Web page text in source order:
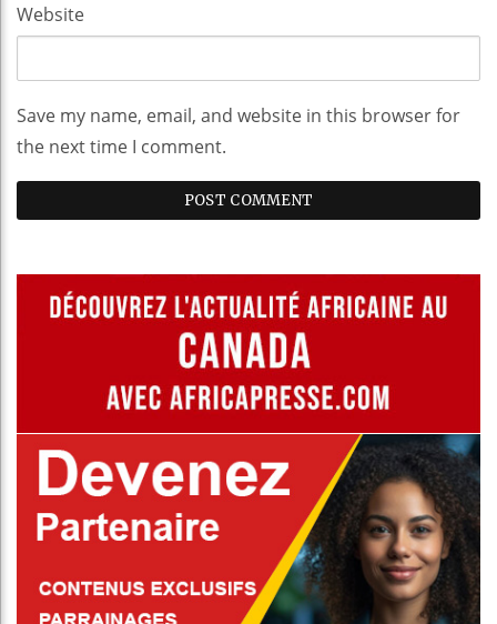
Website
Save my name, email, and website in this browser for
the next time I comment.